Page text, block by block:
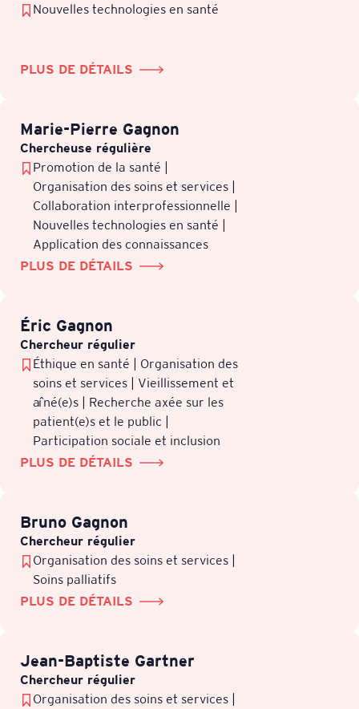
Nouvelles technologies en santé
PLUS DE DÉTAILS
Marie-Pierre Gagnon
Chercheuse régulière
Promotion de la santé |
Organisation des soins et services |
Collaboration interprofessionnelle |
Nouvelles technologies en santé |
Application des connaissances
PLUS DE DÉTAILS
Éric Gagnon
Chercheur régulier
Éthique en santé | Organisation des
soins et services | Vieillissement et
aîné(e)s | Recherche axée sur les
patient(e)s et le public |
Participation sociale et inclusion
PLUS DE DÉTAILS
Bruno Gagnon
Chercheur régulier
Organisation des soins et services |
Soins palliatifs
PLUS DE DÉTAILS
Jean-Baptiste Gartner
Chercheur régulier
Organisation des soins et services |